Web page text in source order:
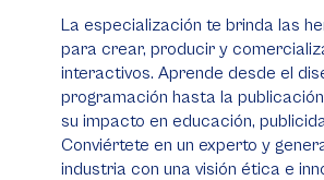
La especialización te brinda las
para crear, producir y
interactivos. Aprende desde el
programación hasta la
su impacto en educación,
Conviértete en un experto y
industria con una visión ética e